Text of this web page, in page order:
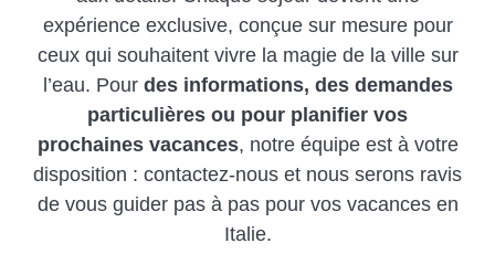
expérience exclusive, conçue sur mesure pour
ceux qui souhaitent vivre la magie de la ville sur
l’eau. Pour des informations, des demandes
particulières ou pour planifier vos
prochaines vacances, notre équipe est à votre
disposition : contactez-nous et nous serons ravis
de vous guider pas à pas pour vos vacances en
Italie.